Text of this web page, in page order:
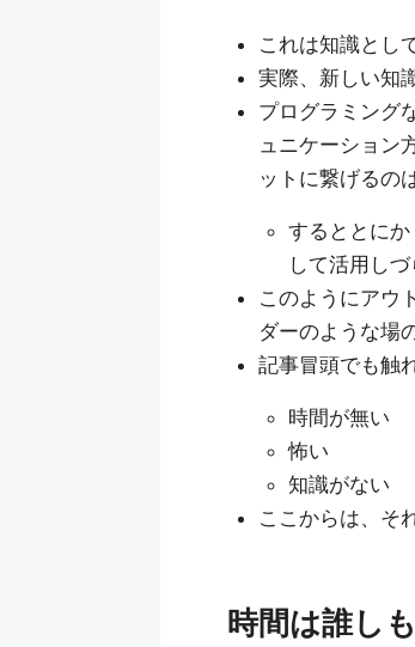
これは知識とし
実際、新しい知
プログラミング
ュニケーション
ットに繋げるの
するととに
して活用し
このようにアウ
ダーのような場
記事冒頭でも触
時間が無い
怖い
知識がない
ここからは、そ
時間は誰し